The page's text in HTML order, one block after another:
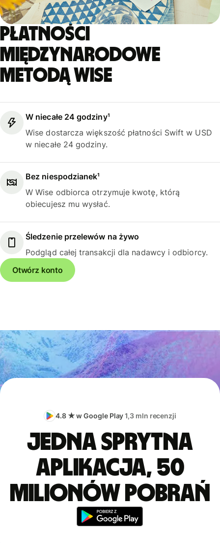
Płatności
międzynarodowe
metodą Wise
W niecałe 24 godziny¹
Wise dostarcza większość płatności Swift w USD
w niecałe 24 godziny.
Bez niespodzianek¹
W Wise odbiorca otrzymuje kwotę, którą
obiecujesz mu wysłać.
Śledzenie przelewów na żywo
Podgląd całej transakcji dla nadawcy i odbiorcy.
Otwórz konto
4.8 ★ w Google Play1,3 mln recenzji
Jedna sprytna
aplikacja, 50
milionów pobrań